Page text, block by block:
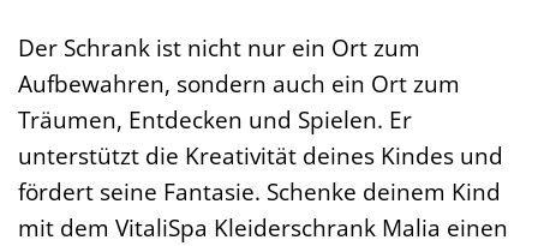
Der Schrank ist nicht nur ein Ort zum
Aufbewahren, sondern auch ein Ort zum
Träumen, Entdecken und Spielen. Er
unterstützt die Kreativität deines Kindes und
fördert seine Fantasie. Schenke deinem Kind
mit dem VitaliSpa Kleiderschrank Malia einen